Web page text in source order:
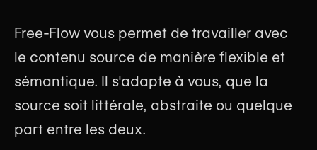
Free-Flow vous permet de travailler avec
le contenu source de manière flexible et
sémantique. Il s'adapte à vous, que la
source soit littérale, abstraite ou quelque
part entre les deux.